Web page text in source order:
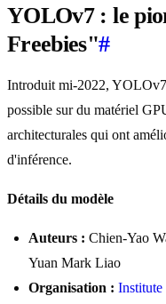
YOLOv7 : le
Freebies"#
Introduit mi-2022, YOLOv7
possible sur du matériel
architecturales qui ont
d'inférence.
Détails du modèle
Auteurs : Chien-Yao
Yuan Mark Liao
Organisation : Institute